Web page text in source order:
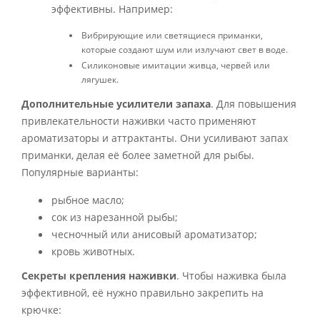
эффективны. Например:
Вибрирующие или светящиеся приманки,
которые создают шум или излучают свет в воде.
Силиконовые имитации живца, червей или
лягушек.
Дополнительные усилители запаха. Для повышения
привлекательности наживки часто применяют
ароматизаторы и аттрактанты. Они усиливают запах
приманки, делая её более заметной для рыбы.
Популярные варианты:
рыбное масло;
сок из нарезанной рыбы;
чесночный или анисовый ароматизатор;
кровь животных.
Секреты крепления наживки. Чтобы наживка была
эффективной, её нужно правильно закрепить на
крючке: